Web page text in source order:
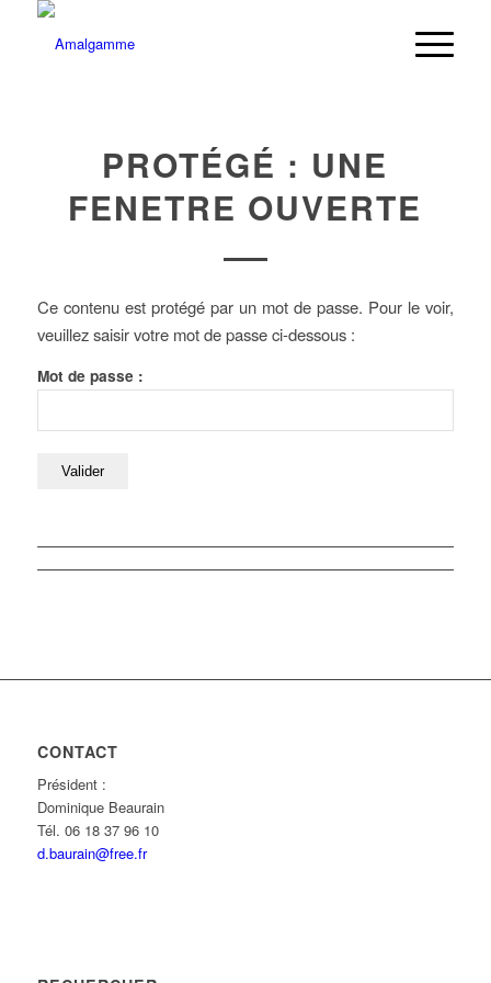
PROTÉGÉ : UNE
FENETRE OUVERTE
Ce contenu est protégé par un mot de passe. Pour le voir,
veuillez saisir votre mot de passe ci-dessous :
Mot de passe :
CONTACT
Président :
Dominique Beaurain
Tél. 06 18 37 96 10
d.baurain@free.fr